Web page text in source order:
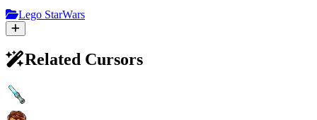
Lego StarWars
Related Cursors